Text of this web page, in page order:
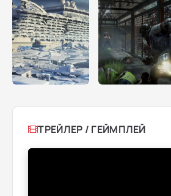
ТРЕЙЛЕР / ГЕЙМПЛЕЙ